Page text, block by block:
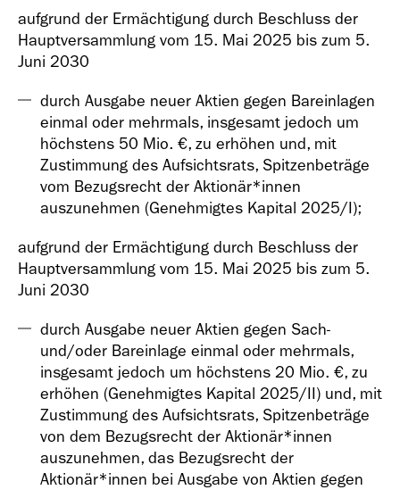
Geschäfts­bericht
2017
aufgrund der Ermächtigung durch Beschluss der
Hauptversammlung vom 15. Mai 2025 bis zum 5.
Juni 2030
durch Ausgabe neuer Aktien gegen Bareinlagen
einmal oder mehrmals, insgesamt jedoch um
höchstens 50 Mio. €, zu erhöhen und, mit
Zustimmung des Aufsichtsrats, Spitzenbeträge
vom Bezugsrecht der Aktionär*innen
auszunehmen (Genehmigtes Kapital 2025/I);
aufgrund der Ermächtigung durch Beschluss der
Hauptversammlung vom 15. Mai 2025 bis zum 5.
Juni 2030
durch Ausgabe neuer Aktien gegen Sach-
und/oder Bareinlage einmal oder mehrmals,
insgesamt jedoch um höchstens 20 Mio. €, zu
erhöhen (Genehmigtes Kapital 2025/II) und, mit
Zustimmung des Aufsichtsrats, Spitzenbeträge
von dem Bezugsrecht der Aktionär*innen
auszunehmen, das Bezugsrecht der
Aktionär*innen bei Ausgabe von Aktien gegen